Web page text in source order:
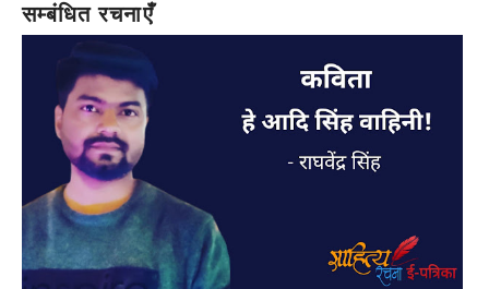
सम्बंधित रचनाएँ